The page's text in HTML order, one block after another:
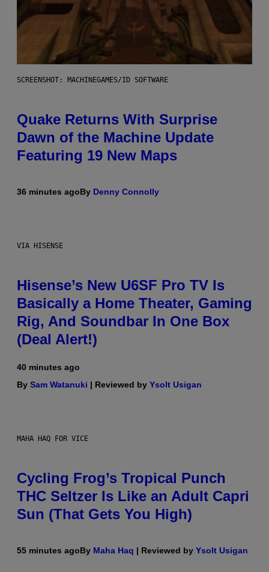
SCREENSHOT: MACHINEGAMES/ID SOFTWARE
Quake Returns With Surprise
Dawn of the Machine Update
Featuring 19 New Maps
36 minutes agoBy Denny Connolly
VIA HISENSE
Hisense’s New U6SF Pro TV Is
Basically a Home Theater, Gaming
Rig, And Soundbar In One Box
(Deal Alert!)
40 minutes ago
By Sam Watanuki | Reviewed by Ysolt Usigan
MAHA HAQ FOR VICE
Cycling Frog’s Tropical Punch
THC Seltzer Is Like an Adult Capri
Sun (That Gets You High)
55 minutes agoBy Maha Haq | Reviewed by Ysolt Usigan